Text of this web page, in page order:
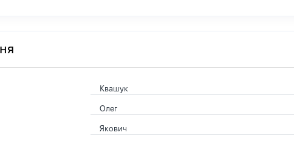
Квашук
Олег
Якович